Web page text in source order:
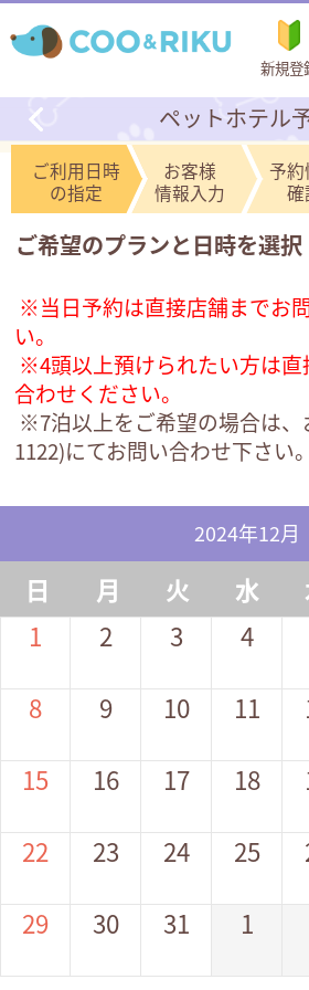
新規登
ペットホテル
ご利用日時
の指定
お客様
情報入力
予約
確
ご希望のプランと日時を選択
※当日予約は直接店舗までお
い。
※4頭以上預けられたい方は直
合わせください。
※7泊以上をご希望の場合は、
1122)にてお問い合わせ下さい。
2024年12月
日 月 火 水
1
2 3 4
8 9 10 11
15 16 17 18
22 23 24 25
29 30 31 1